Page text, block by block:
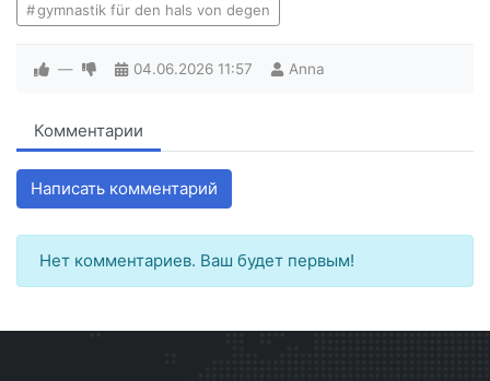
gymnastik für den hals von degen
— 04.06.2026 11:57 Anna
Комментарии
Написать комментарий
Нет комментариев. Ваш будет первым!